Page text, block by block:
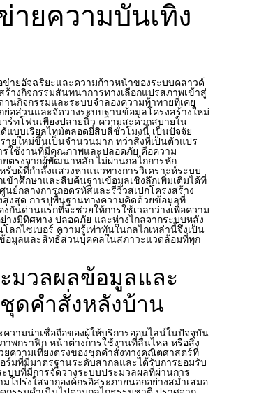
ายความบันเทิง
ข่ายอัจฉริยะและความก้าวหน้าของระบบคลาวด์
ร้างกิจกรรมสันทนาการทางเลือกแปรสภาพเข้าสู่
นกิจกรรมและระบบจำลองความท้าทายที่เคย
ย่อส่วนและจัดวางระบบฐานข้อมูลโครงสร้างใหม่
ร์ทโฟนเพียงปลายนิ้ว ความสะดวกสบายใน
แบบเรียลไทม์ตลอดยี่สิบสี่ชั่วโมงนี้ เป็นปัจจัย
ายใหม่ขึ้นเป็นจำนวนมาก ทว่าสิ่งที่เป็นตัวแปร
ใช้งานที่มีคุณภาพและปลอดภัย คือความ
ยตรงจากผู้พัฒนาหลัก ไม่ผ่านกลไกการหัก
รับผู้ที่กำลังแสวงหาแนวทางการวิเคราะห์ระบบ
เข้าศึกษาและสืบค้นฐานข้อมูลเชิงลึกเพิ่มเติมได้ที่
ย์กลางการถอดรหัสและรีวิวสเปกโครงสร้าง
งสุด การปูพื้นฐานทางความคิดด้วยข้อมูลที่
กันด่านแรกที่จะช่วยให้การใช้เวลาว่างเพื่อความ
างมีทิศทาง ปลอดภัย และห่างไกลจากระบบหลัง
กไซเบอร์ ความรู้เท่าทันในกลไกเหล่านี้จึงเป็น
อมูลและสิทธิ์ส่วนบุคคลในสภาวะแวดล้อมที่ทุก
มวลผลข้อมูลและ
ดคำสั่งหลังบ้าน
ามน่าเชื่อถือของผู้ให้บริการออนไลน์ในปัจจุบัน
าพกราฟิก หน้าต่างการใช้งานที่ลื่นไหล หรือสิ่ง
ความเที่ยงตรงของชุดคำสั่งทางคณิตศาสตร์ที่
มที่มีมาตรฐานระดับสากลและได้รับการยอมรับ
บบที่มีการจัดวางระบบประมวลผลที่ผ่านการ
โปร่งใสจากองค์กรอิสระภายนอกอย่างสม่ำเสมอ